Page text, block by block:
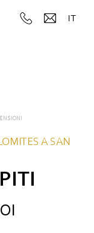
IT
A SAN